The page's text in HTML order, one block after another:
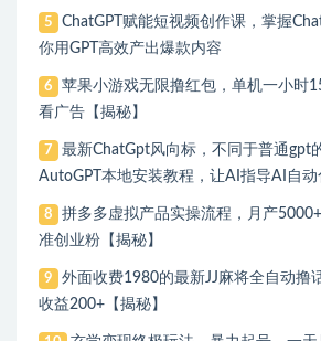
5
ChatGPT赋能短视频创作课，​掌握
你用GPT高效产出爆款内容
6
苹果小游戏无限撸红包，单机一小时
看广告【揭秘】
7
最新ChatGpt风向标，不同于普通gpt
AutoGPT本地安装教程，让AI指导AI自动
8
拼多多虚拟产品实操流程，月产
准创业粉【揭秘】
9
外面收费1980的最新JJ麻将全自动撸
收益200+【揭秘】